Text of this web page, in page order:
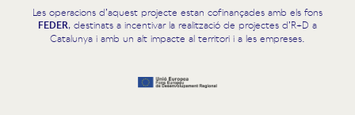
Les operacions d’aquest projecte estan cofinançades amb els fons
FEDER, destinats a incentivar la realització de projectes d’R+D a
Catalunya i amb un alt impacte al territori i a les empreses.